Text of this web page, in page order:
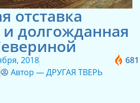
отставка
долгожданная
2018
Автор —ДРУГАЯ ТВЕРЬ